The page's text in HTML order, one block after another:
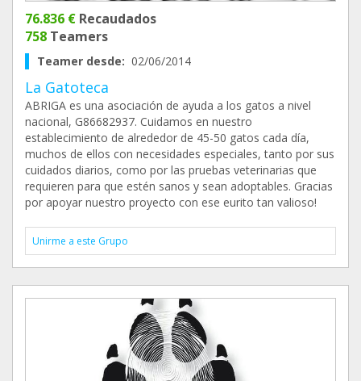
76.836 € Recaudados
758 Teamers
Teamer desde: 02/06/2014
La Gatoteca
ABRIGA es una asociación de ayuda a los gatos a nivel
nacional, G86682937. Cuidamos en nuestro
establecimiento de alrededor de 45-50 gatos cada día,
muchos de ellos con necesidades especiales, tanto por sus
cuidados diarios, como por las pruebas veterinarias que
requieren para que estén sanos y sean adoptables. Gracias
por apoyar nuestro proyecto con ese eurito tan valioso!
Unirme a este Grupo